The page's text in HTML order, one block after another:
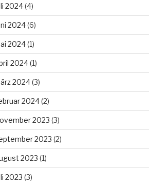
2024(4)
2024(6)
2024(1)
2024(1)
2024(3)
2024(2)
2023 (3)
2023 (2)
2023 (1)
2023 (3)